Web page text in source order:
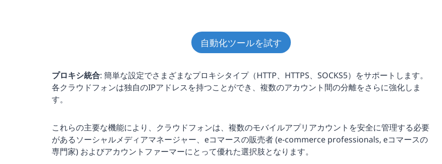
自動化ツールを試す
プロキシ統合: 簡単な設定でさまざまなプロキシタイプ（HTTP、HTTPS、SOCKS5）をサポートします。
各クラウドフォンは独自のIPアドレスを持つことができ、複数のアカウント間の分離をさらに強化しま
す。
これらの主要な機能により、クラウドフォンは、複数のモバイルアプリアカウントを安全に管理する必要
があるソーシャルメディアマネージャー、eコマースの販売者 (e-commerce professionals, eコマースの
専門家) およびアカウントファーマーにとって優れた選択肢となります。